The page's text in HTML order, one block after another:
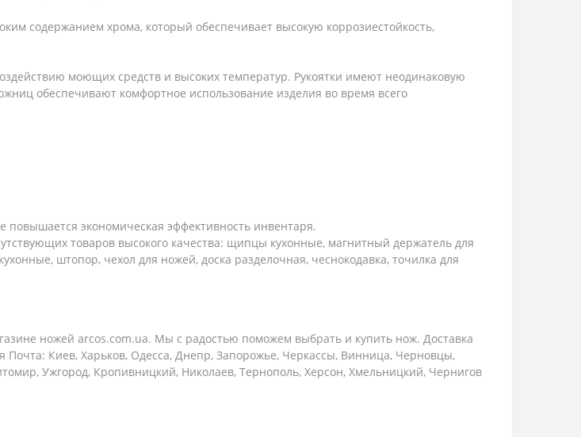
содержанием хрома, который обеспечивает высокую коррозиестойкость,
моющих средств и высоких температур. Рукоятки имеют неодинаковую
обеспечивают комфортное использование изделия во время всего
повышается экономическая эффективность инвентаря.
товаров высокого качества: щипцы кухонные, магнитный держатель для
штопор, чехол для ножей, доска разделочная, чеснокодавка, точилка для
ножей arcos.com.ua. Мы с радостью поможем выбрать и купить нож. Доставка
Почта: Киев, Харьков, Одесса, Днепр, Запорожье, Черкассы, Винница, Черновцы,
Ужгород, Кропивницкий, Николаев, Тернополь, Херсон, Хмельницкий, Чернигов